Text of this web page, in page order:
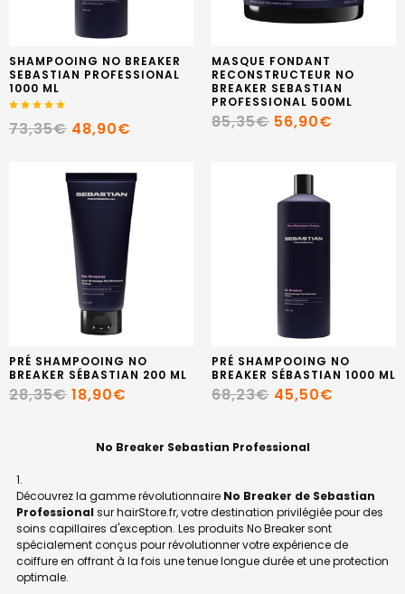
SHAMPOOING NO BREAKER
SEBASTIAN PROFESSIONAL
1000 ML
73,35€ 48,90€
MASQUE FONDANT
RECONSTRUCTEUR NO
BREAKER SEBASTIAN
PROFESSIONAL 500ML
85,35€ 56,90€
PRÉ SHAMPOOING NO
BREAKER SÉBASTIAN 200 ML
28,35€ 18,90€
PRÉ SHAMPOOING NO
BREAKER SÉBASTIAN 1000 ML
68,23€ 45,50€
No Breaker Sebastian Professional
Découvrez la gamme révolutionnaire No Breaker de Sebastian
Professional sur hairStore.fr, votre destination privilégiée pour des
soins capillaires d'exception. Les produits No Breaker sont
spécialement conçus pour révolutionner votre expérience de
coiffure en offrant à la fois une tenue longue durée et une protection
optimale.